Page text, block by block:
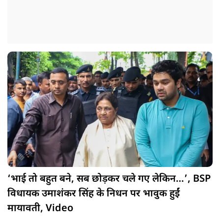
‘भाई तो बहुत बने, सब छोड़कर चले गए लेकिन…’, BSP
विधायक उमाशंकर सिंह के निधन पर भावुक हुईं
मायावती, Video